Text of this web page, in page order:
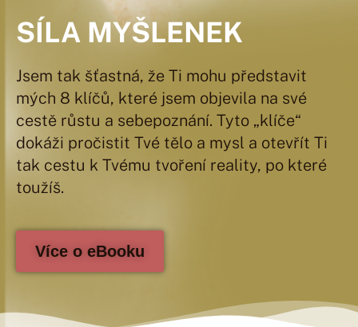
SÍLA MYŠLENEK
Jsem tak šťastná, že Ti mohu představit
mých 8 klíčů, které jsem objevila na své
cestě růstu a sebepoznání. Tyto „klíče“
dokáži pročistit Tvé tělo a mysl a otevřít Ti
tak cestu k Tvému tvoření reality, po které
toužíš.
Více o eBooku